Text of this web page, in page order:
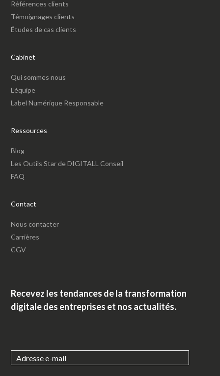
Références clients
Témoignages clients
Études de cas clients
Cabinet
Qui sommes nous
L’équipe
Label Numérique Responsable
Ressources
Blog
Les Outils Star de DIGITALL Conseil
FAQ
Contact
Nous contacter
Carrières
CGV
Recevez les tendances de la transformation
digitale des entreprises et nos actualités.